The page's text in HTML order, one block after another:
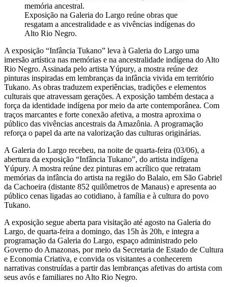
Exposição na Galeria do Largo reúne obras que
resgatam a ancestralidade e as vivências indígenas do
Alto Rio Negro.
A exposição “Infância Tukano” leva à Galeria do Largo uma
imersão artística nas memórias e na ancestralidade indígena do Alto
Rio Negro. Assinada pelo artista Yúpury, a mostra reúne dez
pinturas inspiradas em lembranças da infância vivida em território
Tukano. As obras traduzem experiências, tradições e elementos
culturais que atravessam gerações. A exposição também destaca a
força da identidade indígena por meio da arte contemporânea. Com
traços marcantes e forte conexão afetiva, a mostra aproxima o
público das vivências ancestrais da Amazônia. A programação
reforça o papel da arte na valorização das culturas originárias.
A Galeria do Largo recebeu, na noite de quarta-feira (03/06), a
abertura da exposição “Infância Tukano”, do artista indígena
Yúpury. A mostra reúne dez pinturas em acrílico que retratam
memórias da infância do artista na região do Balaio, em São Gabriel
da Cachoeira (distante 852 quilômetros de Manaus) e apresenta ao
público cenas ligadas ao cotidiano, à família e à cultura do povo
Tukano.
A exposição segue aberta para visitação até agosto na Galeria do
Largo, de quarta-feira a domingo, das 15h às 20h, e integra a
programação da Galeria do Largo, espaço administrado pelo
Governo do Amazonas, por meio da Secretaria de Estado de Cultura
e Economia Criativa, e convida os visitantes a conhecerem
narrativas construídas a partir das lembranças afetivas do artista com
seus avós e familiares no Alto Rio Negro.